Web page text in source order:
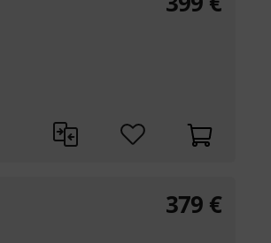
379 €